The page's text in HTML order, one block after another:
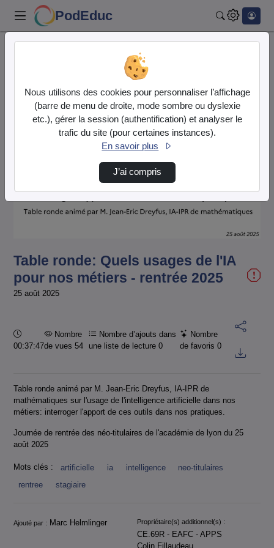
PodEduc
Table ronde: Quels usages de l'IA pour nos m…
Lire
la
Table ronde: Quels usages de l'IA
pour nos métiers - rentrée 2025
25 août 2025
Durée :
00:37:47
Nombre
de vues 54
Nombre d’ajouts dans
une liste de lecture 0
Nombre
de favoris0
Table ronde animé par M. Jean-Eric Dreyfus, IA-IPR de
mathématiques sur l'usage de l'intelligence artificielle dans nos
métiers: interroger l'apport de ces outils dans nos pratiques.
Journée de rentrée des néo-titulaires de l'académie de lyon du 25
août 2025
Mots clés : artificielle ia intelligence
neo-titulaires
rentree
stagiaire
Informations
Ajouté par : Marc Helmlinger Propriétaire(s) additionnel(s) :
CE.69R - EAFC - APPS
Colin Fillaudeau
Nous utilisons des cookies pour personnaliser l’affichage
(barre de menu de droite, mode sombre ou dyslexie
etc.), gérer la session (authentification) et analyser le
trafic du site (pour certaines instances).
En savoir plus
J’ai compris